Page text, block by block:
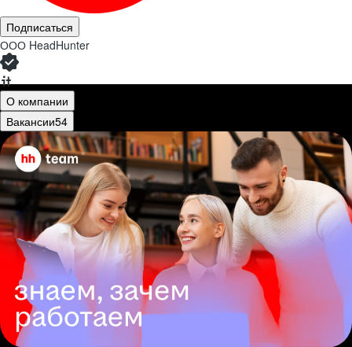
Подписаться
ООО HeadHunter
О компании
Вакансии54